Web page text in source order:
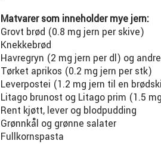
Matvarer som inneholder mye jern:
Grovt brød (0.8 mg jern per skive)
Knekkebrød
Havregryn (2 mg jern per dl) og
Tørket aprikos (0.2 mg jern per stk)
Leverpostei (1.2 mg jern til en
Litago brunost og Litago prim (1.5
Rent kjøtt, lever og blodpudding
Grønnkål og grønne salater
Fullkornspasta